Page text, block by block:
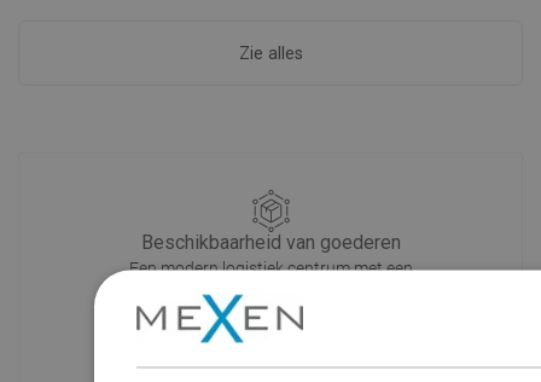
Zie alles
Beschikbaarheid van goederen
Een modern logistiek centrum met een
oppervlakte van 31.000 m² met meer
dan 68.000 palletplaatsen biedt meer